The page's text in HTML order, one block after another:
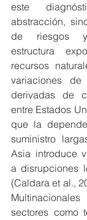
este
abstracción,
de riesgos
estructura
recursos
variaciones
derivadas de
entre Estados
que la
suministro
Asia introduce
a disrupciones
(Caldara et al.,
sectores como